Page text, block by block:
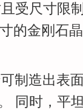
受尺寸限
的金刚石
制造出表
同时，平